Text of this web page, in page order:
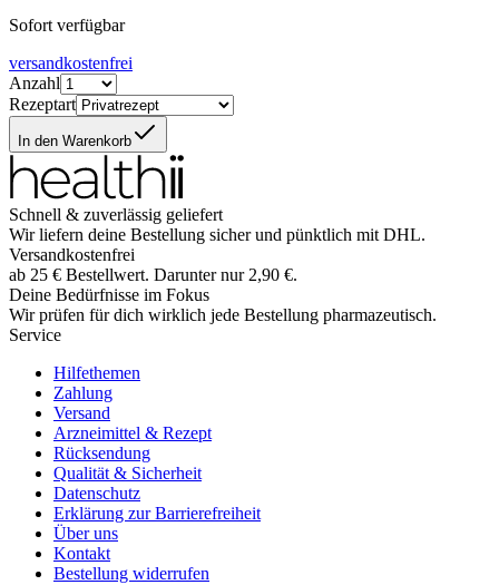
Sofort verfügbar
versandkostenfrei
Anzahl
Rezeptart
In den Warenkorb
Schnell & zuverlässig geliefert
Wir liefern deine Bestellung sicher und pünktlich mit DHL.
Versandkostenfrei
ab 25 € Bestellwert. Darunter nur 2,90 €.
Deine Bedürfnisse im Fokus
Wir prüfen für dich wirklich jede Bestellung pharmazeutisch.
Service
Hilfethemen
Zahlung
Versand
Arzneimittel & Rezept
Rücksendung
Qualität & Sicherheit
Datenschutz
Erklärung zur Barrierefreiheit
Über uns
Kontakt
Bestellung widerrufen